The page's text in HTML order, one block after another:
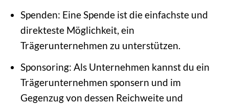
Spenden: Eine Spende ist die einfachste und
direkteste Möglichkeit, ein
Trägerunternehmen zu unterstützen.
Sponsoring: Als Unternehmen kannst du ein
Trägerunternehmen sponsern und im
Gegenzug von dessen Reichweite und